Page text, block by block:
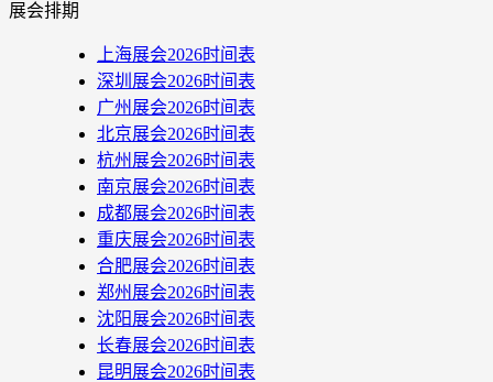
展会排期
上海展会2026时间表
深圳展会2026时间表
广州展会2026时间表
北京展会2026时间表
杭州展会2026时间表
南京展会2026时间表
成都展会2026时间表
重庆展会2026时间表
合肥展会2026时间表
郑州展会2026时间表
沈阳展会2026时间表
长春展会2026时间表
昆明展会2026时间表